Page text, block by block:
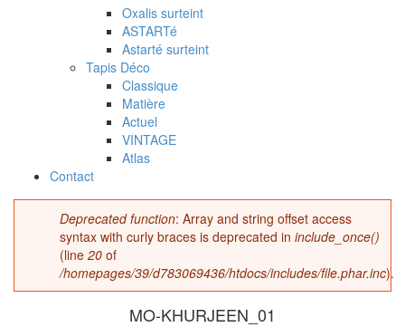
Oxalis surteint
ASTARTé
Astarté surteint
Tapis Déco
Classique
Matière
Actuel
VINTAGE
Atlas
Contact
Message d'erreur
Deprecated function: Array and string offset access
syntax with curly braces is deprecated in include_once()
(line 20 of
/homepages/39/d783069436/htdocs/includes/file.phar.inc).
MO-KHURJEEN_01